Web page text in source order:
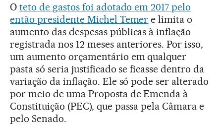
O teto de gastos foi adotado em 2017 pelo
então presidente Michel Temer e limita o
aumento das despesas públicas à inflação
registrada nos 12 meses anteriores. Por isso,
um aumento orçamentário em qualquer
pasta só seria justificado se ficasse dentro da
variação da inflação. Ele só pode ser alterado
por meio de uma Proposta de Emenda à
Constituição (PEC), que passa pela Câmara e
pelo Senado.